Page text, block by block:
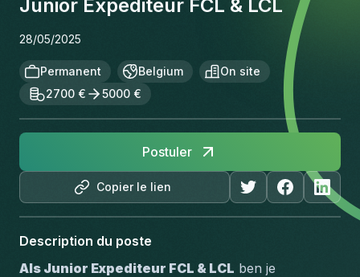
Junior Expediteur FCL & LCL
28/05/2025
Permanent Belgium
On site
2700 €
5000 €
Copier le lien
Postuler
Description du poste
Als Junior Expediteur FCL & LCL ben je